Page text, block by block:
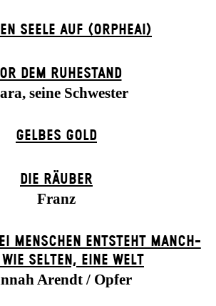
SEELE AUF (ORPHEAI)
DEM RUHESTAND
seine Schwester
GELBES GOLD
DIE RÄUBER
Franz
MENSCHEN ENT­STEHT MANCH­
SELTEN, EINE WELT
Arendt / Opfer